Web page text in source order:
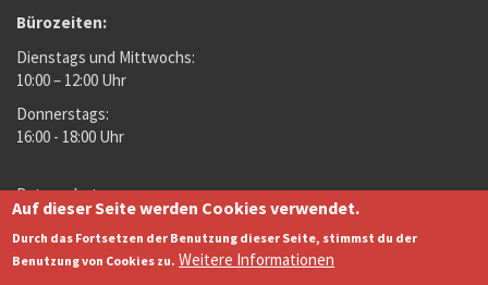
Bürozeiten:
Dienstags und Mittwochs:
10:00 – 12:00 Uhr
Donnerstags:
16:00 - 18:00 Uhr
Footer
menu
Datenschutz
Impressum
Links
DTB
NuLiga
Auf dieser Seite werden Cookies verwendet.
Durch das Fortsetzen der Benutzung dieser Seite, stimmst du der
Benutzung von Cookies zu. Weitere Informationen